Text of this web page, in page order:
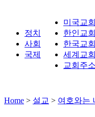
정치
사회
국제
미국교회
한인교회
한국교회
세계교회
교회주
Home > 설교 > 여호와는